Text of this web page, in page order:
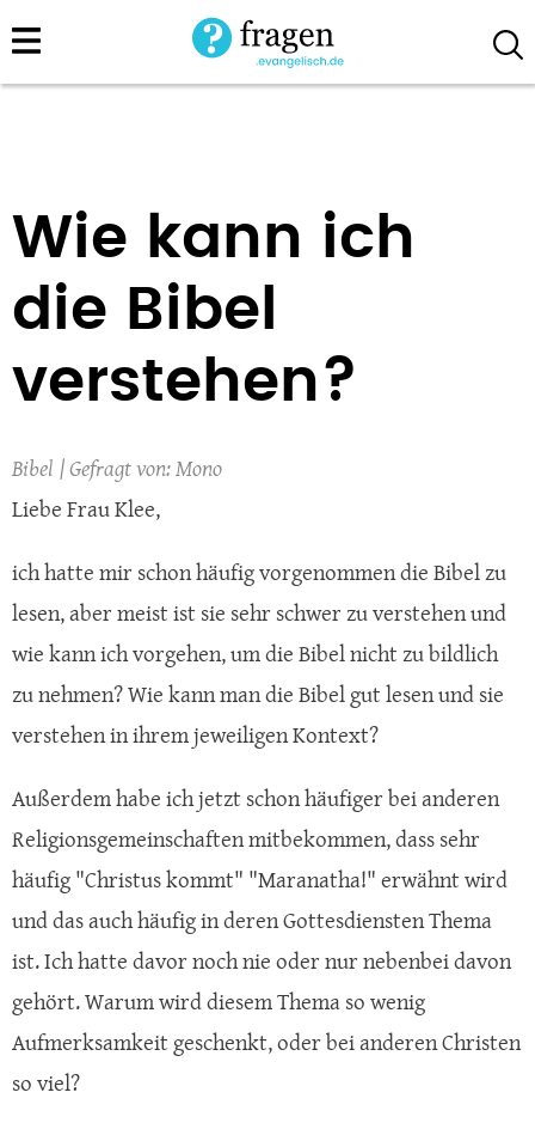
Direkt
zum
Wie kann ich
die Bibel
verstehen?
Bibel
Mono
Liebe Frau Klee,
ich hatte mir schon häufig vorgenommen die Bibel zu
lesen, aber meist ist sie sehr schwer zu verstehen und
wie kann ich vorgehen, um die Bibel nicht zu bildlich
zu nehmen? Wie kann man die Bibel gut lesen und sie
verstehen in ihrem jeweiligen Kontext?
Außerdem habe ich jetzt schon häufiger bei anderen
Religionsgemeinschaften mitbekommen, dass sehr
häufig "Christus kommt" "Maranatha!" erwähnt wird
und das auch häufig in deren Gottesdiensten Thema
ist. Ich hatte davor noch nie oder nur nebenbei davon
gehört. Warum wird diesem Thema so wenig
Aufmerksamkeit geschenkt, oder bei anderen Christen
so viel?